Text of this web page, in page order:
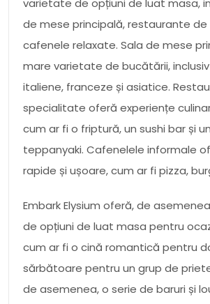
de mese principală, restaurante
cafenele relaxate. Sala de mese
mare varietate de bucătării,
italiene, franceze și asiatice.
specialitate oferă experiențe
cum ar fi o friptură, un sushi bar și
teppanyaki. Cafenelele informale
rapide și ușoare, cum ar fi pizza,
Embark Elysium oferă, de
de opțiuni de luat masa pentru
cum ar fi o cină romantică pentru
sărbătoare pentru un grup de
de asemenea, o serie de baruri și